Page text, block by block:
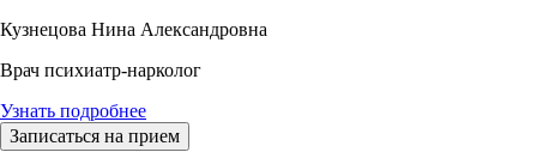
Кузнецова Нина Александровна
Врач психиатр-нарколог
Узнать подробнее
Записаться на прием